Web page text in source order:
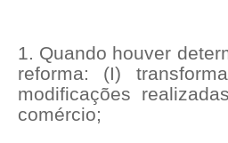
1. Quando houver
reforma: (I)
modificações
comércio;